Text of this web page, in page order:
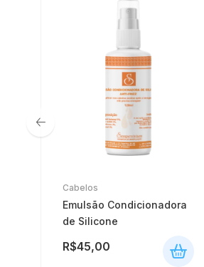
Cabelos
Emulsão Condicionadora
de Silicone
R$45,00